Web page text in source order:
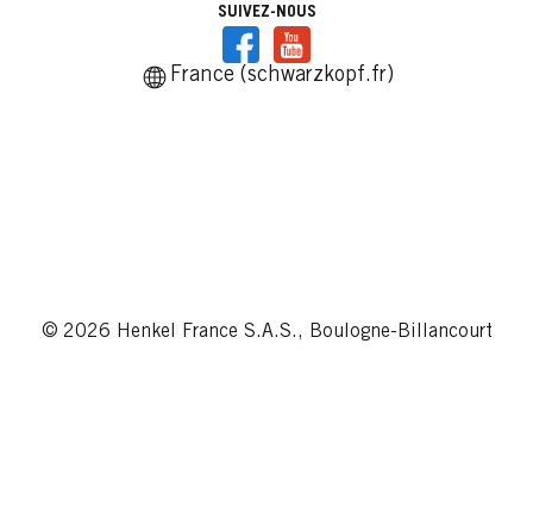
SUIVEZ-NOUS
France (schwarzkopf.fr)
© 2026 Henkel France S.A.S., Boulogne-Billancourt